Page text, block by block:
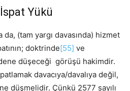
Yükü
(tam yargı davasında) hizmet
doktrinde[55] ve
düşeceği görüşü hakimdir.
davacıya/davalıya değil,
düşmelidir. Çünkü 2577 sayılı